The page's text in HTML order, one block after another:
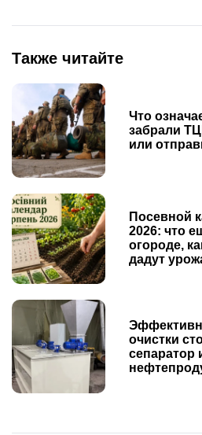
Также читайте
Что
забрали
или
Посевной
2026: что
огороде,
дадут
очистки
сепаратор